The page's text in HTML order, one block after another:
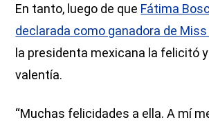
En tanto, luego de que Fátima
declarada como ganadora de
la presidenta mexicana la felicitó
valentía.
“Muchas felicidades a ella. A mí